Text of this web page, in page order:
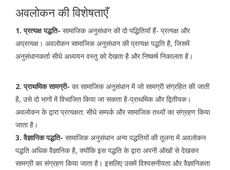
अवलोकन की विशेषताएँ
1. प्रत्यक्ष पद्धति- सामाजिक अनुसंधान की दो पद्धितियॉ हैं- प्रत्यक्ष और
अप्रत्यक्ष। अवलोकन सामाजिक अनुसंधान की प्रत्यक्ष पद्धति है, जिसमें
अनुसंधानकर्ता सीधे अध्ययन वस्तु को देखता है और निष्कर्ष निकालता है।
2. प्राथमिक सामग्री- का सामाजिक अनुसंधान में जो सामग्री संग्रहित की जाती
है, उसे दो भागों में विभाजित किया जा सकता है-प्राथमिक और द्वितीयक।
अवलोकन के द्वारा प्रत्यक्षत: सीधे सम्पर्क और सामाजिक तथ्यों का संग्रहण किया
जाता है।
3. वैज्ञानिक पद्धति- सामाजिक अनुसंधान अन्य पद्धतियों की तूलना में अवलोकन
पद्धति अधिक वैज्ञानिक है, क्योंकि इस पद्धति के द्वारा अपनी ऑखों से देखकर
सामग्री का संग्रहण किया जाता है। इसलिए उसमें विश्वसनीयता और वैज्ञानिकता